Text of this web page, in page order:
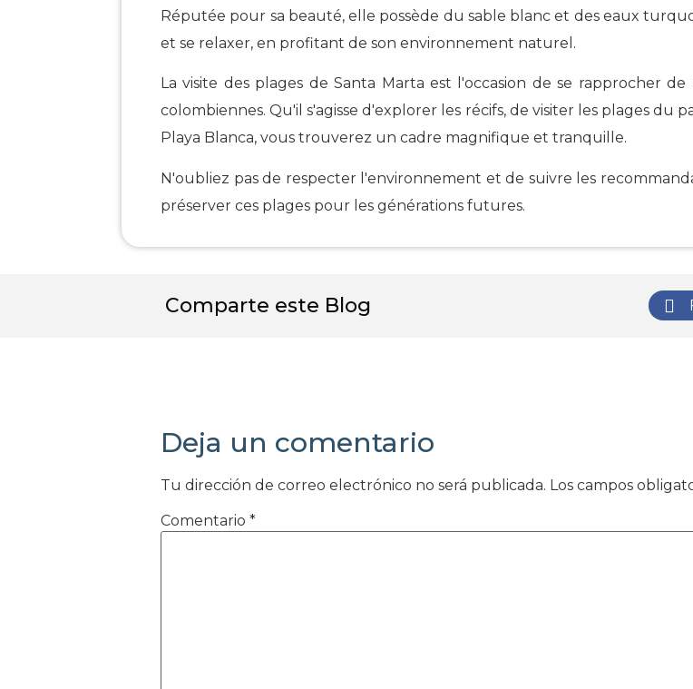
Réputée pour sa beauté, elle possède du sable blanc et des eaux
et se relaxer, en profitant de son environnement naturel.
La visite des plages de Santa Marta est l'occasion de se rapprocher
colombiennes. Qu'il s'agisse d'explorer les récifs, de visiter les plages du
Playa Blanca, vous trouverez un cadre magnifique et tranquille.
N'oubliez pas de respecter l'environnement et de suivre les
préserver ces plages pour les générations futures.
Comparte este Blog
Deja un comentario
Tu dirección de correo electrónico no será publicada. Los campos
Comentario *